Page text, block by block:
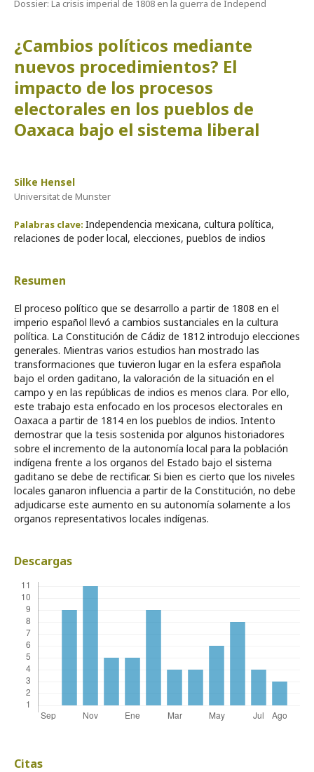
Dossier: La crisis imperial de 1808 en la guerra de Independ
¿Cambios políticos mediante
nuevos procedimientos? El
impacto de los procesos
electorales en los pueblos de
Oaxaca bajo el sistema liberal
Silke Hensel
Universitat de Munster
Palabras clave: Independencia mexicana, cultura política,
relaciones de poder local, elecciones, pueblos de indios
Resumen
El proceso político que se desarrollo a partir de 1808 en el
imperio español llevó a cambios sustanciales en la cultura
política. La Constitución de Cádiz de 1812 introdujo elecciones
generales. Mientras varios estudios han mostrado las
transformaciones que tuvieron lugar en la esfera española
bajo el orden gaditano, la valoración de la situación en el
campo y en las repúblicas de indios es menos clara. Por ello,
este trabajo esta enfocado en los procesos electorales en
Oaxaca a partir de 1814 en los pueblos de indios. Intento
demostrar que la tesis sostenida por algunos historiadores
sobre el incremento de la autonomía local para la población
indígena frente a los organos del Estado bajo el sistema
gaditano se debe de rectificar. Si bien es cierto que los niveles
locales ganaron influencia a partir de la Constitución, no debe
adjudicarse este aumento en su autonomía solamente a los
organos representativos locales indígenas.
Descargas
Citas